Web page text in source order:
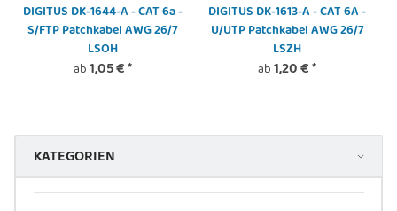
DIGITUS DK-1644-A - CAT 6a -
S/FTP Patchkabel AWG 26/7
LSOH
ab1,05 €*
DIGITUS DK-1613-A - CAT 6A -
U/UTP Patchkabel AWG 26/7
LSZH
ab1,20 €*
KATEGORIEN